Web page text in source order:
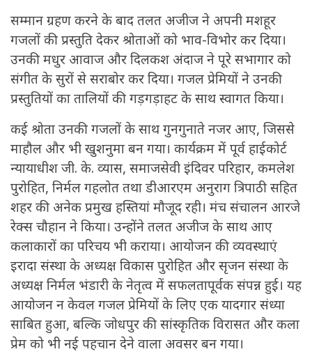
सम्मान ग्रहण करने के बाद तलत अजीज ने अपनी मशहूर
गजलों की प्रस्तुति देकर श्रोताओं को भाव-विभोर कर दिया।
उनकी मधुर आवाज और दिलकश अंदाज ने पूरे सभागार को
संगीत के सुरों से सराबोर कर दिया। गजल प्रेमियों ने उनकी
प्रस्तुतियों का तालियों की गड़गड़ाहट के साथ स्वागत किया।
कई श्रोता उनकी गजलों के साथ गुनगुनाते नजर आए, जिससे
माहौल और भी खुशनुमा बन गया। कार्यक्रम में पूर्व हाईकोर्ट
न्यायाधीश जी. के. व्यास, समाजसेवी इंदिवर परिहार, कमलेश
पुरोहित, निर्मल गहलोत तथा डीआरएम अनुराग त्रिपाठी सहित
शहर की अनेक प्रमुख हस्तियां मौजूद रही। मंच संचालन आरजे
रेक्स चौहान ने किया। उन्होंने तलत अजीज के साथ आए
कलाकारों का परिचय भी कराया। आयोजन की व्यवस्थाएं
इरादा संस्था के अध्यक्ष विकास पुरोहित और सृजन संस्था के
अध्यक्ष निर्मल भंडारी के नेतृत्व में सफलतापूर्वक संपन्न हुई। यह
आयोजन न केवल गजल प्रेमियों के लिए एक यादगार संध्या
साबित हुआ, बल्कि जोधपुर की सांस्कृतिक विरासत और कला
प्रेम को भी नई पहचान देने वाला अवसर बन गया।